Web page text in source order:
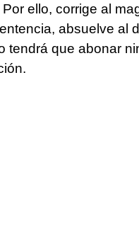
ello, corrige al
absuelve al
tendrá que abonar